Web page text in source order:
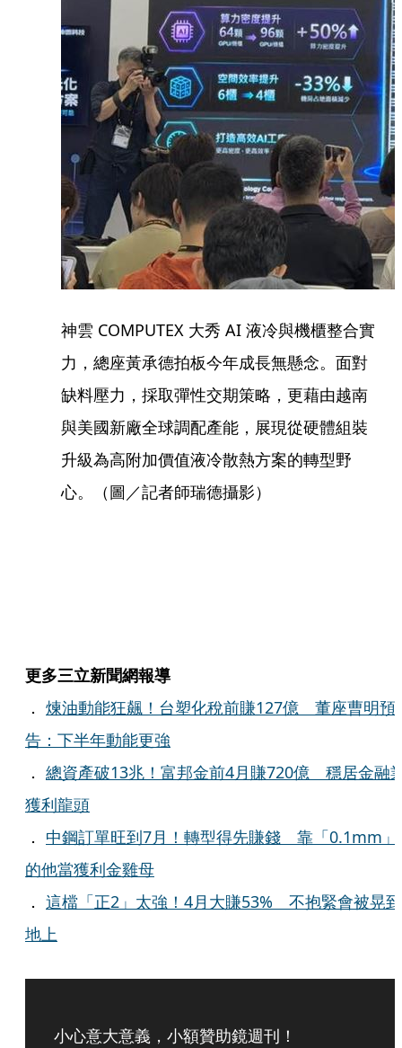
神雲 COMPUTEX 大秀 AI 液冷與機櫃整合實
力，總座黃承德拍板今年成長無懸念。面對
缺料壓力，採取彈性交期策略，更藉由越南
與美國新廠全球調配產能，展現從硬體組裝
升級為高附加價值液冷散熱方案的轉型野
心。（圖／記者師瑞德攝影）
更多三立新聞網報導
． 煉油動能狂飆！台塑化稅前賺127億 董座曹明預
告：下半年動能更強
． 總資產破13兆！富邦金前4月賺720億 穩居金融
獲利龍頭
． 中鋼訂單旺到7月！轉型得先賺錢 靠「0.1mm」
的他當獲利金雞母
． 這檔「正2」太強！4月大賺53% 不抱緊會被晃到
地上
小心意大意義，小額贊助鏡週刊！